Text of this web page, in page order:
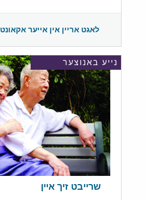
לאגט אריין אין אייער אקאונט
נייע באנוצער
שרייבט זיך איין